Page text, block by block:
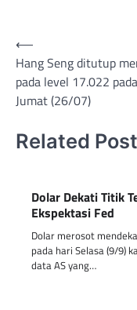
Post
navigation
⟵
Hang Seng ditutup
pada level 17.022
Jumat (26/07)
Related
Dolar Dekati Titik
Ekspektasi Fed
Dolar merosot
pada hari Selasa (9/9)
data AS yang…